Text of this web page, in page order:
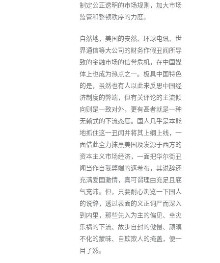
制定公正透明的市场规则，加大市场
监管和整顿秩序的力度。
自然地，美国的安然、环球电讯、世
界通信等大公司的财务作假丑闻所导
致的金融市场的信誉危机，在中国媒
体上也成为热点之一。极具中国特色
的是，虽然也有人以此来反思中国经
济制度的弊端，但有关评论的主流倾
向则是一致对外，更有甚者就是一种
无赖式的下流态度。国人几乎是本能
地抓住这一丑闻并将其上纲上线，一
面借此全力抹黑美国及发源于西方的
资本主义市场经济，一面把华尔街丑
闻当作自我弊端的遮羞布，其说辞还
充满爱国激情，真可谓理由充足且底
气充沛。但，只要耐心浏览一下国人
的说辞，透过表面的义正词严而深入
到内里，那些先入为主的偏见、幸灾
乐祸的下流、故步自封的傲慢、顽暝
不化的蒙昧、自欺欺人的掩盖，便一
目了然。